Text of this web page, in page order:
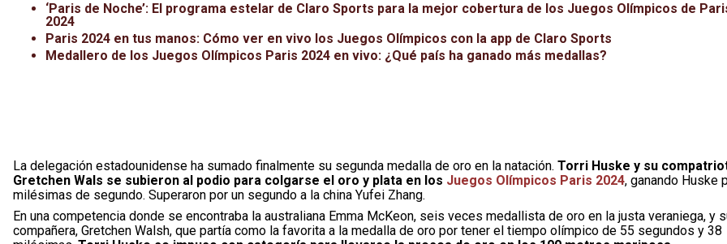
‘Paris de Noche’: El programa estelar de Claro Sports para la mejor cobertura de los Juegos Olímpicos de
2024
Paris 2024 en tus manos: Cómo ver en vivo los Juegos Olímpicos con la app de Claro Sports
Medallero de los Juegos Olímpicos Paris 2024 en vivo: ¿Qué país ha ganado más medallas?
La delegación estadounidense ha sumado finalmente su segunda medalla de oro en la natación. Torri Huske y su
Gretchen Wals se subieron al podio para colgarse el oro y plata en los Juegos Olímpicos Paris 2024, ganando Huske
milésimas de segundo. Superaron por un segundo a la china Yufei Zhang.
En una competencia donde se encontraba la australiana Emma McKeon, seis veces medallista de oro en la justa veraniega, y
compañera, Gretchen Walsh, que partía como la favorita a la medalla de oro por tener el tiempo olímpico de 55 segundos y 38